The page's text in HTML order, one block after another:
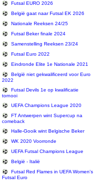
Futsal EURO 2026
België gaat naar Futsal EK 2026
Nationale Reeksen 24/25
Futsal Beker finale 2024
Samenstelling Reeksen 23/24
Futsal Euro 2022
Eindronde Elite 1e Nationale 2021
België niet gekwalificeerd voor Euro
2022
Futsal Devils 1e op kwalificatie
tornooi
UEFA Champions League 2020
FT Antwerpen wint Supercup na
comeback
Halle-Gooik wint Belgische Beker
WK 2020 Voorronde
UEFA Futsal Champions League
België - Italië
Futsal Red Flames in UEFA Women's
Futsal Euro